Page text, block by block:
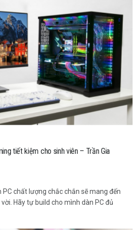
tiết kiệm cho sinh viên – Trần Gia
chất lượng chắc chắn sẽ mang đến
Hãy tự build cho mình dàn PC đủ